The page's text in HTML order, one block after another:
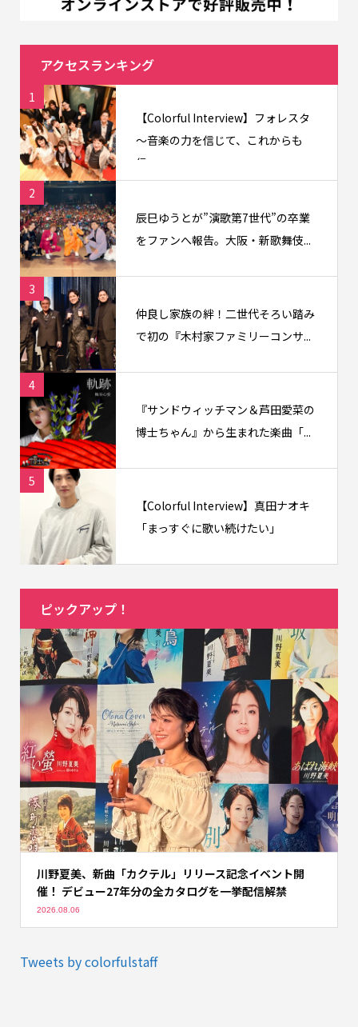
アクセスランキング
1
【Colorful Interview】フォレスタ
〜音楽の力を信じて、これからも
信...
2
辰巳ゆうとが”演歌第7世代”の卒業
をファンへ報告。大阪・新歌舞伎...
3
仲良し家族の絆！二世代そろい踏み
で初の『木村家ファミリーコンサ...
4
『サンドウィッチマン＆芦田愛菜の
博士ちゃん』から生まれた楽曲「...
5
【Colorful Interview】真田ナオキ
「まっすぐに歌い続けたい」
ピックアップ！
川野夏美、新曲「カクテル」リリース記念イベント開
催！ デビュー27年分の全カタログを一挙配信解禁
2026.08.06
Tweets by colorfulstaff